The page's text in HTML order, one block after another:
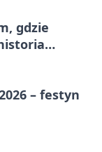
gdzie
– festyn